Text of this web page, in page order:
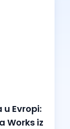
Evropi:
Works iz